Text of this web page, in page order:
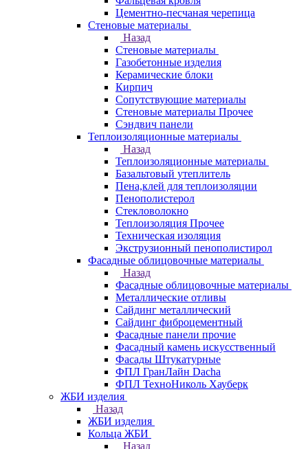
Цементно-песчаная черепица
Стеновые материалы
Назад
Стеновые материалы
Газобетонные изделия
Керамические блоки
Кирпич
Сопутствующие материалы
Стеновые материалы Прочее
Сэндвич панели
Теплоизоляционные материалы
Назад
Теплоизоляционные материалы
Базальтовый утеплитель
Пена,клей для теплоизоляции
Пенополистерол
Стекловолокно
Теплоизоляция Прочее
Техническая изоляция
Экструзионный пенополистирол
Фасадные облицовочные материалы
Назад
Фасадные облицовочные материалы
Металлические отливы
Сайдинг металлический
Сайдинг фиброцементный
Фасадные панели прочие
Фасадный камень искусственный
Фасады Штукатурные
ФПЛ ГранЛайн Dacha
ФПЛ ТехноНиколь Хауберк
ЖБИ изделия
Назад
ЖБИ изделия
Кольца ЖБИ
Назад